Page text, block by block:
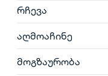
რჩევა
აღმოაჩინე
მოგზაურობა